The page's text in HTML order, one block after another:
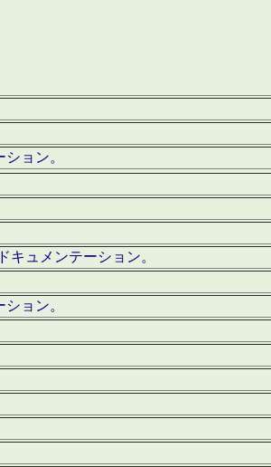
ョン。
キュメンテーション。
ョン。